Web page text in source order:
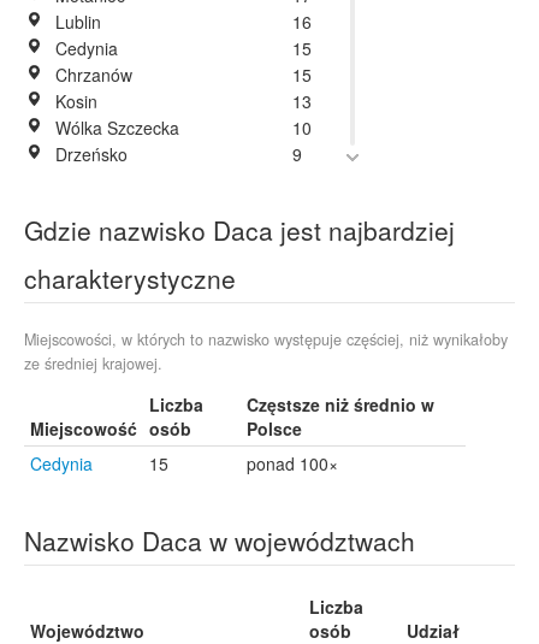
Lublin
16
Cedynia
15
Chrzanów
15
Kosin
13
Wólka Szczecka
10
Drzeńsko
9
Inowrocław
8
Chwałowice
Trzemeszno
7
Niedźwiedź
Świecie
6
Chojnice
5
Janiszów
5
Sławno
5
Zawichost
Gdzie nazwisko Daca jest najbardziej
charakterystyczne
Miejscowości, w których to nazwisko występuje częściej, niż wynikałoby
ze średniej krajowej.
Miejscowość
Liczba
osób
Częstsze niż średnio w
Polsce
Cedynia
15 ponad 100×
Nazwisko Daca w województwach
Województwo
Liczba
osób
Udział